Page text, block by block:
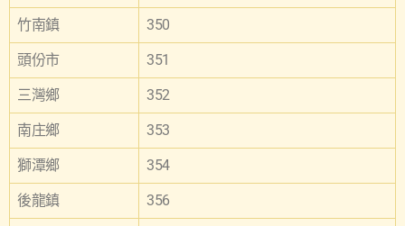
竹南鎮 350
頭份市 351
三灣鄉 352
南庄鄉 353
獅潭鄉 354
後龍鎮 356